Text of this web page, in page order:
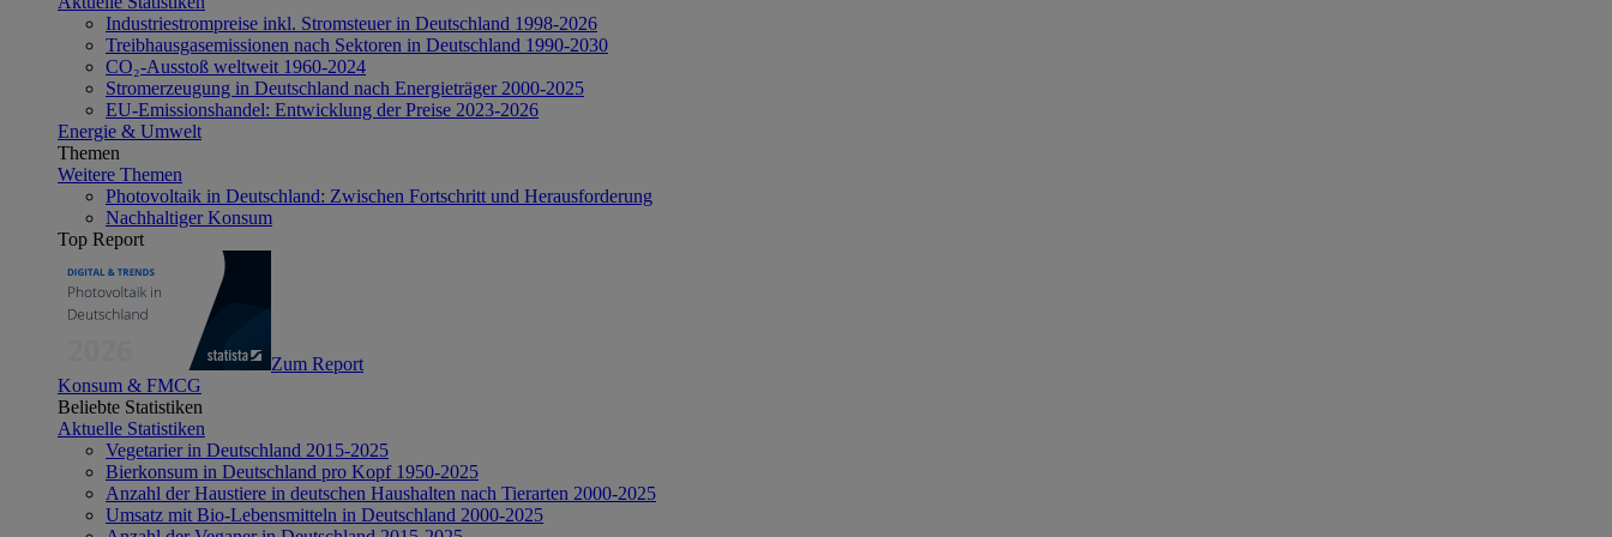
Industriestrompreise inkl. Stromsteuer in Deutschland 1998-2026
Treibhausgasemissionen nach Sektoren in Deutschland 1990-2030
CO₂-Ausstoß weltweit 1960-2024
Stromerzeugung in Deutschland nach Energieträger 2000-2025
EU-Emissionshandel: Entwicklung der Preise 2023-2026
Energie & Umwelt
Themen
Weitere Themen
Photovoltaik in Deutschland: Zwischen Fortschritt und Herausforderung
Nachhaltiger Konsum
Top Report
Zum Report
Konsum & FMCG
Beliebte Statistiken
Aktuelle Statistiken
Vegetarier in Deutschland 2015-2025
Bierkonsum in Deutschland pro Kopf 1950-2025
Anzahl der Haustiere in deutschen Haushalten nach Tierarten 2000-2025
Umsatz mit Bio-Lebensmitteln in Deutschland 2000-2025